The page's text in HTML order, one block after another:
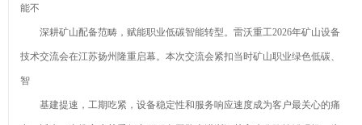
能不
深耕矿山配备范畴，赋能职业低碳智能转型。雷沃重工2026年矿山设备
技术交流会在江苏扬州隆重启幕。本次交流会紧扣当时矿山职业绿色低碳、
智
基建提速，工期吃紧，设备稳定性和服务响应速度成为客户最关心的痛